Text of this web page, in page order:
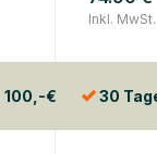
Inkl. MwSt.
100,-€ 30